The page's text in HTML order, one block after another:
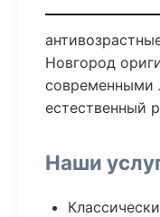
Новгород
современными
естественный
Наши